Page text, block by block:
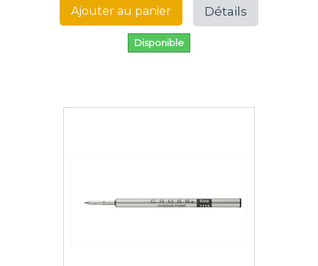
Ajouter au panier Détails
Disponible